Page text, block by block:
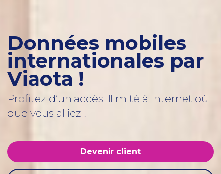
Données mobiles
internationales par
Viaota !
Profitez d’un accès illimité à Internet où
que vous alliez !
Devenir client